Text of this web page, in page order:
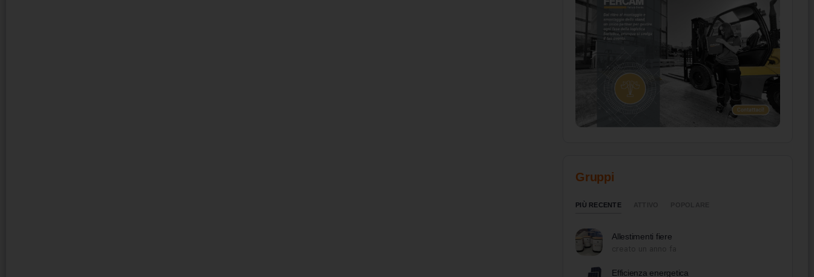
Gruppi
PIÙ RECENTE
Allestimenti fiere
Efficienza energetica